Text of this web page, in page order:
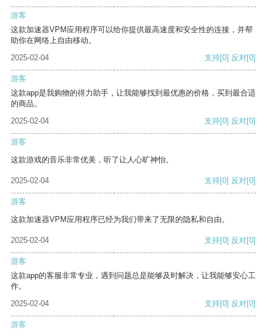
游客
这款加速器VPM应用程序可以给你提供最高速度和安全性的连接，并帮
助你在网络上自由移动。
2025-02-04
支持[0] 反对[0]
游客
这款app是我购物的得力助手，让我能够找到最优惠的价格，买到最合适
的商品。
2025-02-04
支持[0] 反对[0]
游客
这款游戏的音乐非常优美，听了让人心旷神怡。
2025-02-04 支持[0] 反对[0]
游客
这款加速器VPM应用程序已经为我们带来了无限的隐私和自由。
2025-02-04 支持[0] 反对[0]
游客
这款app的客服非常专业，遇到问题总是能够及时解决，让我能够安心工
作。
2025-02-04
支持[0] 反对[0]
游客